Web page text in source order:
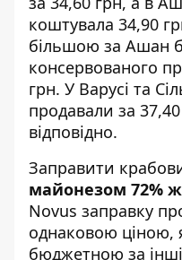
коштувала 34,90
більшою за Ашан
консервованого
грн. У Варусі та
продавали за
відповідно.
Заправити
майонезом 72%
Novus заправку
однаковою ціною,
бюджетною за